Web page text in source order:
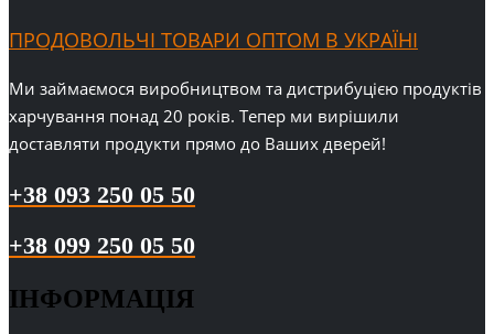
ПРОДОВОЛЬЧІ ТОВАРИ ОПТОМ В УКРАЇНІ
Ми займаємося виробництвом та дистрибуцією продуктів
харчування понад 20 років. Тепер ми вирішили
доставляти продукти прямо до Ваших дверей!
+38 093 250 05 50
+38 099 250 05 50
ІНФОРМАЦІЯ